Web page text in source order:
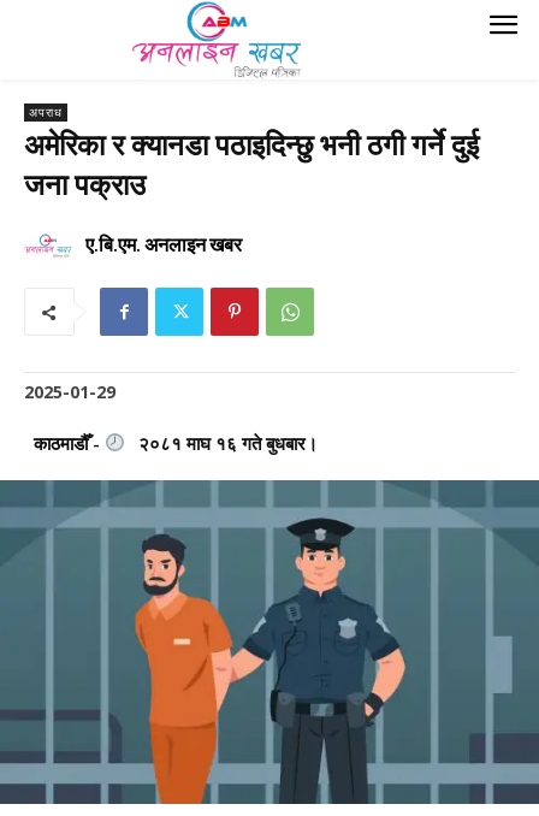
अपराध
अमेरिका र क्यानडा पठाइदिन्छु भनी ठगी गर्ने दुई
जना पक्राउ
ए.बि.एम. अनलाइन खबर
2025-01-29
काठमाडौँ - २०८१ माघ १६ गते बुधबार।